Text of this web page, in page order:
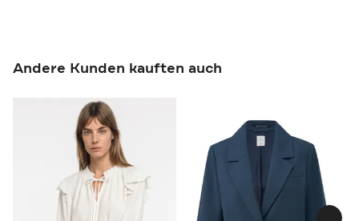
Andere Kunden kauften auch